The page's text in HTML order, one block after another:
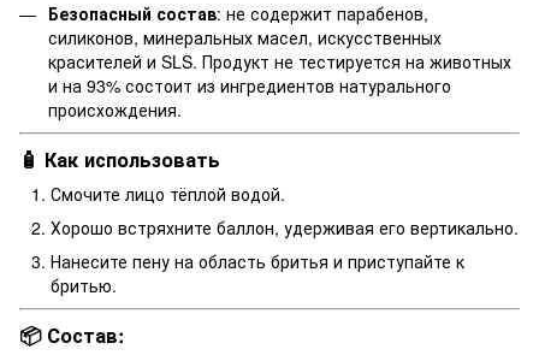
Безопасный состав: не содержит парабенов,
силиконов, минеральных масел, искусственных
красителей и SLS. Продукт не тестируется на животных
и на 93% состоит из ингредиентов натурального
происхождения.
🧴 Как использовать
Смочите лицо тёплой водой.
Хорошо встряхните баллон, удерживая его вертикально.
Нанесите пену на область бритья и приступайте к
бритью.
📦 Состав: